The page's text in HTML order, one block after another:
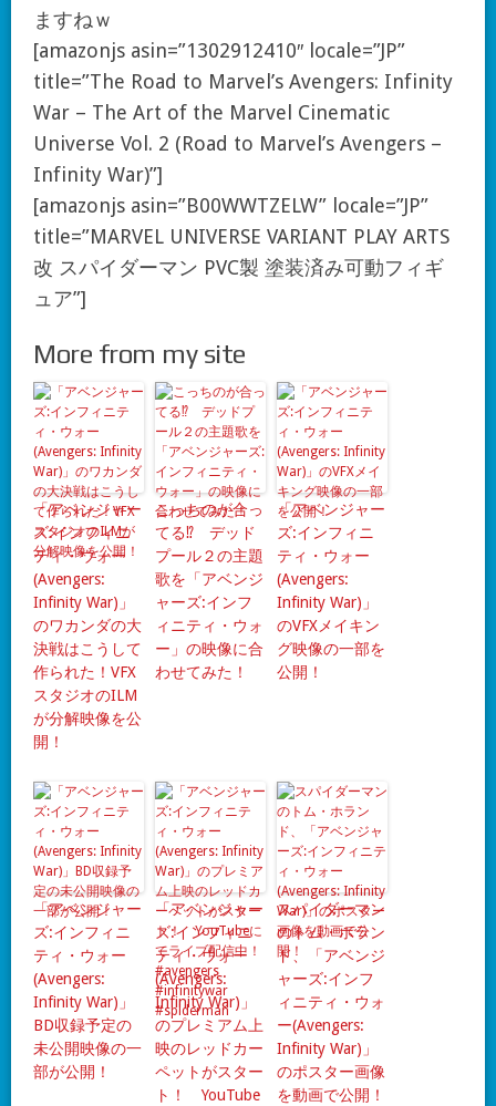
ますねｗ
[amazonjs asin=”1302912410″ locale=”JP”
title=”The Road to Marvel’s Avengers: Infinity
War – The Art of the Marvel Cinematic
Universe Vol. 2 (Road to Marvel’s Avengers –
Infinity War)”]
[amazonjs asin=”B00WWTZELW” locale=”JP”
title=”MARVEL UNIVERSE VARIANT PLAY ARTS
改 スパイダーマン PVC製 塗装済み可動フィギ
ュア”]
More from my site
「アベンジャー
ズ:インフィニ
ティ・ウォー
(Avengers:
Infinity War)」
のワカンダの大
決戦はこうして
作られた！VFX
スタジオのILM
が分解映像を公
開！
こっちのが合っ
てる⁉ デッド
プール２の主題
歌を「アベンジ
ャーズ:インフ
ィニティ・ウォ
ー」の映像に合
わせてみた！
「アベンジャー
ズ:インフィニ
ティ・ウォー
(Avengers:
Infinity War)」
のVFXメイキン
グ映像の一部を
公開！
「アベンジャー
ズ:インフィニ
ティ・ウォー
(Avengers:
Infinity War)」
BD収録予定の
未公開映像の一
部が公開！
「アベンジャー
ズ:インフィニ
ティ・ウォー
(Avengers:
Infinity War)」
のプレミアム上
映のレッドカー
ペットがスター
ト！ YouTube
スパイダーマン
のトム・ホラン
ド、「アベンジ
ャーズ:インフ
ィニティ・ウォ
ー(Avengers:
Infinity War)」
のポスター画像
を動画で公開！